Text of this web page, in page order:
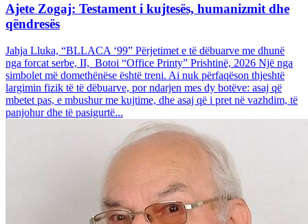
Ajete Zogaj: Testament i kujtesës, humanizmit dhe
qëndresës
Jahja Lluka, “BLLACA ‘99” Përjetimet e të dëbuarve me dhunë
nga forcat serbe, II, Botoi “Office Printy” Prishtinë, 2026 Një nga
simbolet më domethënëse është treni. Ai nuk përfaqëson thjeshtë
largimin fizik të të dëbuarve, por ndarjen mes dy botëve: asaj që
mbetet pas, e mbushur me kujtime, dhe asaj që i pret në vazhdim, të
panjohur dhe të pasigurtë...